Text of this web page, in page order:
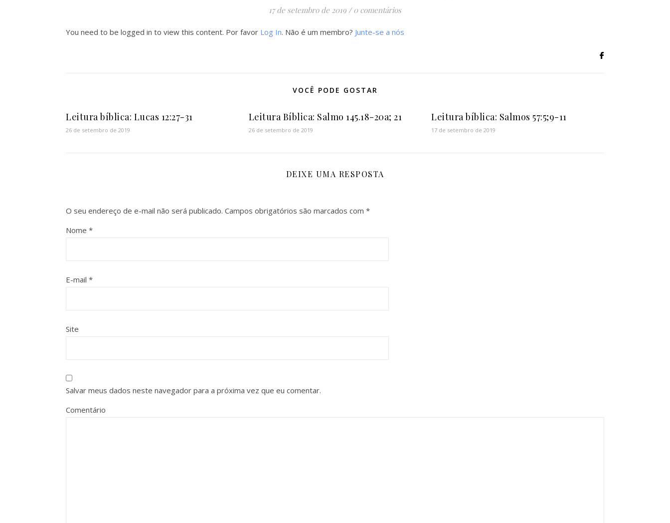
17 de setembro de 2019 / 0 comentários
You need to be logged in to view this content. Por favor Log In. Não é um membro? Junte-se a nós
VOCÊ PODE GOSTAR
Leitura bíblica: Lucas 12:27-31
26 de setembro de 2019
Leitura Bíblica: Salmo 145.18-20a; 21
26 de setembro de 2019
Leitura bíblica: Salmos 57:5;9-11
17 de setembro de 2019
DEIXE UMA RESPOSTA
O seu endereço de e-mail não será publicado. Campos obrigatórios são marcados com *
Nome *
E-mail *
Site
Salvar meus dados neste navegador para a próxima vez que eu comentar.
Comentário